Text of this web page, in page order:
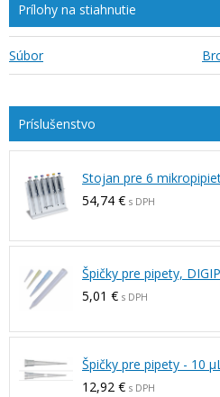
Prílohy na stiahnutie
Súbor
Stojan pre 6
54,74 € s DPH
Špičky pre pipety,
5,01 € s DPH
Špičky pre pipety - 10
12,92 € s DPH